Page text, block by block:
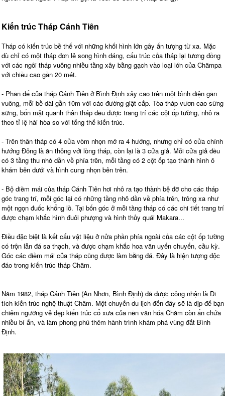
Kiến trúc Tháp Cánh Tiên
Tháp có kiến trúc bề thế với những khối hình lớn gây ấn tượng từ xa. Mặc
dù chỉ có một tháp đơn lẻ song hình dáng, cấu trúc của tháp lại tương đồng
với các ngôi tháp vuông nhiều tầng xây bằng gạch vào loại lớn của Chămpa
với chiều cao gần 20 mét.
- Phần đế của tháp Cánh Tiên ở Bình Định xây cao trên một bình diện gần
vuông, mỗi bề dài gần 10m với các đường giật cấp. Tòa tháp vươn cao sừng
sững, bốn mặt quanh thân tháp đều được trang trí các cột ốp tường, nhô ra
theo tỉ lệ hài hòa so với tổng thể kiến trúc.
- Trên thân tháp có 4 cửa vòm nhọn mở ra 4 hướng, nhưng chỉ có cửa chính
hướng Đông là ăn thông với lòng tháp, còn lại là 3 cửa giả. Mỗi cửa giả đều
có 3 tầng thu nhỏ dần về phía trên, mỗi tầng có 2 cột ốp tạo thành hình ô
khám bên dưới và hình cung nhọn bên trên.
- Bộ diềm mái của tháp Cánh Tiên hơi nhô ra tạo thành bệ đỡ cho các tháp
góc trang trí, mỗi góc lại có những tầng nhỏ dần về phía trên, trông xa như
một ngọn đuốc khổng lồ. Tại bốn góc ở mỗi tầng tháp có các chi tiết trang trí
được chạm khắc hình đuôi phượng và hình thủy quái Makara...
Điều đặc biệt là kết cấu vật liệu ở nửa phần phía ngoài của các cột ốp tường
có trộn lẫn đá sa thạch, và được chạm khắc hoa văn uyển chuyển, cầu kỳ.
Góc các diềm mái của tháp cũng được làm bằng đá. Đây là hiện tượng độc
đáo trong kiến trúc tháp Chăm.
Năm 1982, tháp Cánh Tiên (An Nhơn, Bình Định) đã được công nhận là Di
tích kiến trúc nghệ thuật Chăm. Một chuyến du lịch đến đây sẽ là dịp để bạn
chiêm ngưỡng vẻ đẹp kiến trúc cổ xưa của nền văn hóa Chăm còn ẩn chứa
nhiều bí ẩn, và làm phong phú thêm hành trình khám phá vùng đất Bình
Định.